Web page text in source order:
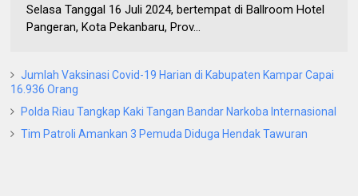
Selasa Tanggal 16 Juli 2024, bertempat di Ballroom Hotel
Pangeran, Kota Pekanbaru, Prov...
Jumlah Vaksinasi Covid-19 Harian di Kabupaten Kampar Capai
16.936 Orang
Polda Riau Tangkap Kaki Tangan Bandar Narkoba Internasional
Tim Patroli Amankan 3 Pemuda Diduga Hendak Tawuran